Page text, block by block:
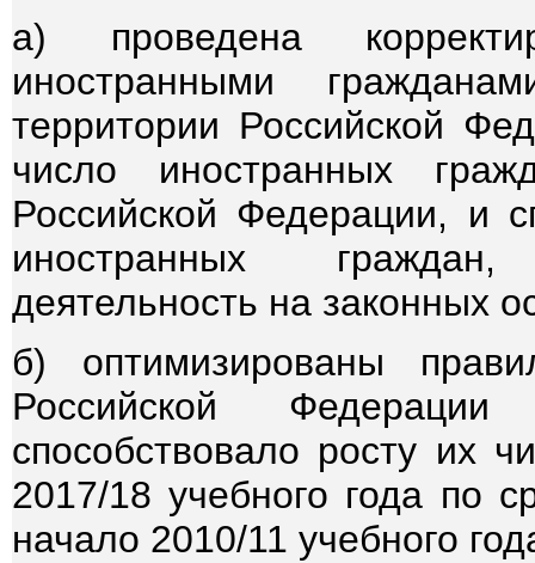
а) проведена
иностранными
территории Российской
число иностранных
Российской Федерации, и
иностранных
деятельность на законных
б) оптимизированы
Российской
способствовало росту их
2017/18 учебного года по
начало 2010/11 учебного